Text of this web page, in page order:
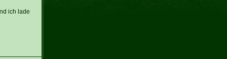
ich lade